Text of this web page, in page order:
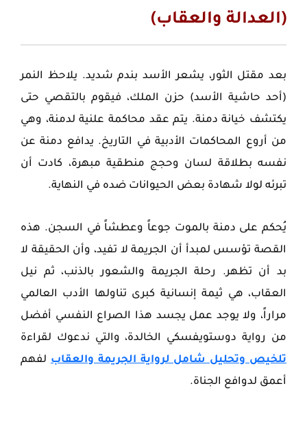
(العدالة والعقاب)
بعد مقتل الثور، يشعر الأسد بندم شديد. يلاحظ النمر
(أحد حاشية الأسد) حزن الملك، فيقوم بالتقصي حتى
يكتشف خيانة دمنة. يتم عقد محاكمة علنية لدمنة، وهي
من أروع المحاكمات الأدبية في التاريخ. يدافع دمنة عن
نفسه بطلاقة لسان وحجج منطقية مبهرة، كادت أن
تبرئه لولا شهادة بعض الحيوانات ضده في النهاية.
يُحكم على دمنة بالموت جوعاً وعطشاً في السجن. هذه
القصة تؤسس لمبدأ أن الجريمة لا تفيد، وأن الحقيقة لا
بد أن تظهر. رحلة الجريمة والشعور بالذنب، ثم نيل
العقاب، هي ثيمة إنسانية كبرى تناولها الأدب العالمي
مراراً، ولا يوجد عمل يجسد هذا الصراع النفسي أفضل
من رواية دوستويفسكي الخالدة، والتي ندعوك لقراءة
تلخيص وتحليل شامل لرواية الجريمة والعقابلفهم
أعمق لدوافع الجناة.